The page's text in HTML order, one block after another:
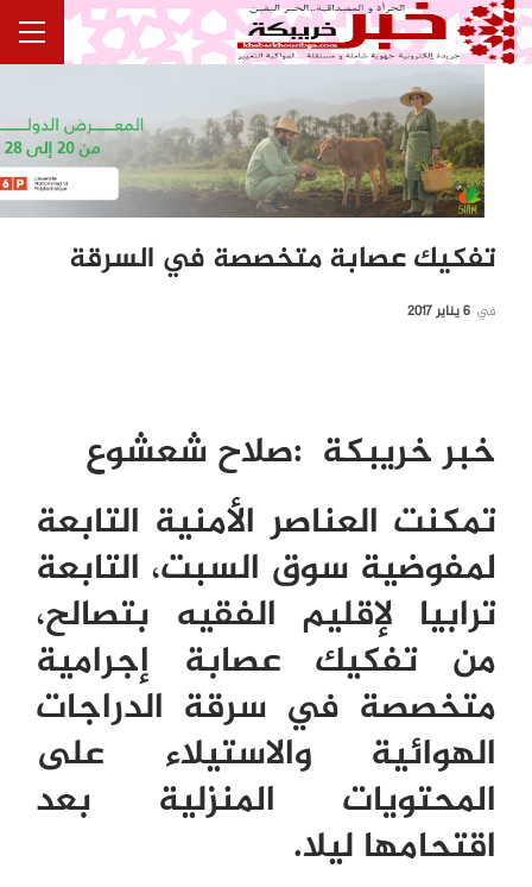
تفكيك عصابة متخصصة في السرقة
في 6 يناير 2017
خبر خريبكة :صلاح شعشوع
تمكنت العناصر الأمنية التابعة
لمفوضية سوق السبت، التابعة
ترابيا لإقليم الفقيه بتصالح،
من تفكيك عصابة إجرامية
متخصصة في سرقة الدراجات
الهوائية والاستيلاء على
المحتويات المنزلية بعد
اقتحامها ليلا.